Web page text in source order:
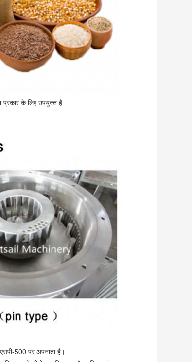
प्रकार के लिए उपयुक्त है
500 पर अपनाता है।